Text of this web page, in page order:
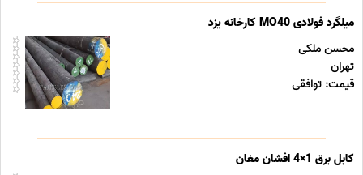
میلگرد فولادی MO40 کارخانه یزد
محسن ملکی
تهران
قیمت: توافقی
کابل برق 1×4 افشان مغان